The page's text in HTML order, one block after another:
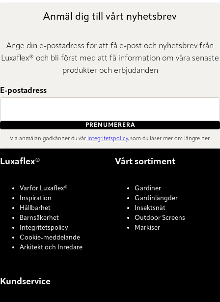
Anmäl dig till vårt nyhetsbrev
Ange din e-postadress för att få e-post och nyhetsbrev från
Luxaflex® och bli först med att få information om våra senaste
produkter och erbjudanden
E-postadress
PRENUMERERA
Via anmälan godkänner du vår integritetspolicy, som du läser mer om längre ner.
Luxaflex®
Varför Luxaflex®
Inspiration
Hållbarhet
Barnsäkerhet
Integritetspolicy
Cookie-meddelande
Arkitekt och Inredare
Vårt sortiment
Gardiner
Gardinlängder
Insektsnät
Outdoor Screens
Markiser
Kundservice